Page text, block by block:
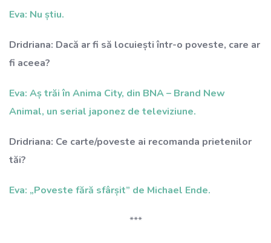
Eva: Nu știu.
Dridriana: Dacă ar fi să locuiești într-o poveste, care ar
fi aceea?
Eva: Aș trăi în Anima City, din BNA – Brand New
Animal, un serial japonez de televiziune.
Dridriana: Ce carte/poveste ai recomanda prietenilor
tăi?
Eva: „Poveste fără sfârșit” de Michael Ende.
***